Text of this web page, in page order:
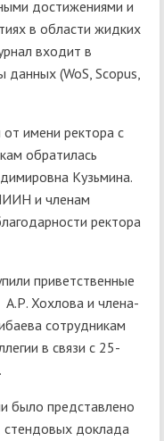
достижениями и
в области жидких
входит в
(WoS, Scopus,
имени ректора с
обратилась
Кузьмина.
и членам
ректора
приветственные
Хохлова и члена-
сотрудникам
в связи с 25-
представлено
стендовых доклада